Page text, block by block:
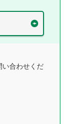
い合わせくだ